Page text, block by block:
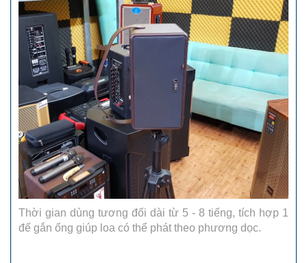
Thời gian dùng tương đối dài từ 5 - 8 tiếng, tích hợp 1
đế gắn ống giúp loa có thể phát theo phương dọc.